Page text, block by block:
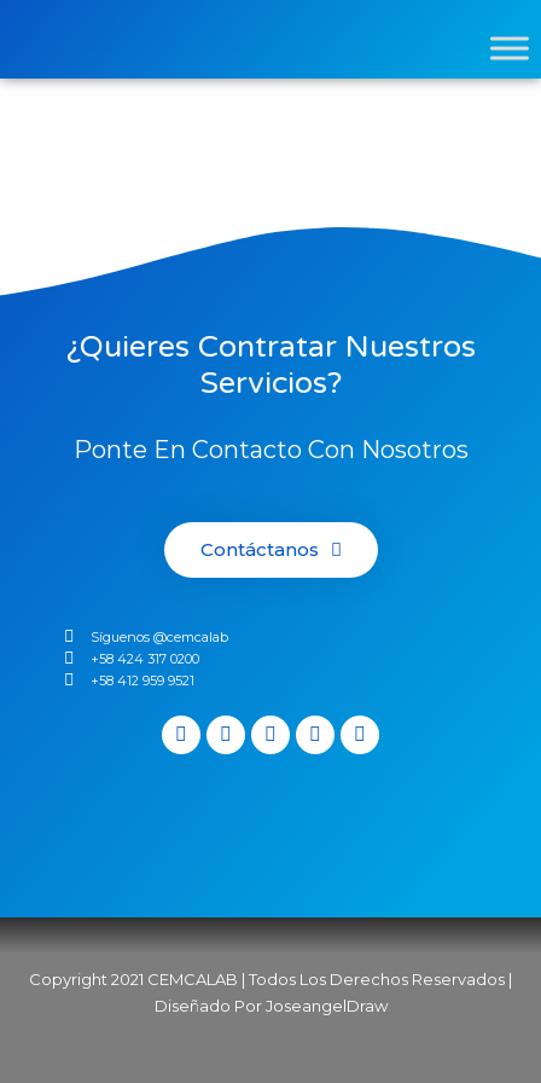
¿Quieres Contratar Nuestros
Servicios?
Ponte En Contacto Con Nosotros
Contáctanos
Síguenos @cemcalab
+58 424 317 0200
+58 412 959 9521
Copyright 2021 CEMCALAB | Todos Los Derechos Reservados |
Diseñado Por JoseangelDraw